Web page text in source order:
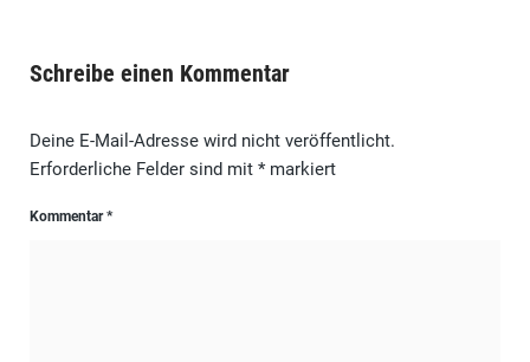
Schreibe einen Kommentar
Deine E-Mail-Adresse wird nicht veröffentlicht.
Erforderliche Felder sind mit *markiert
Kommentar*